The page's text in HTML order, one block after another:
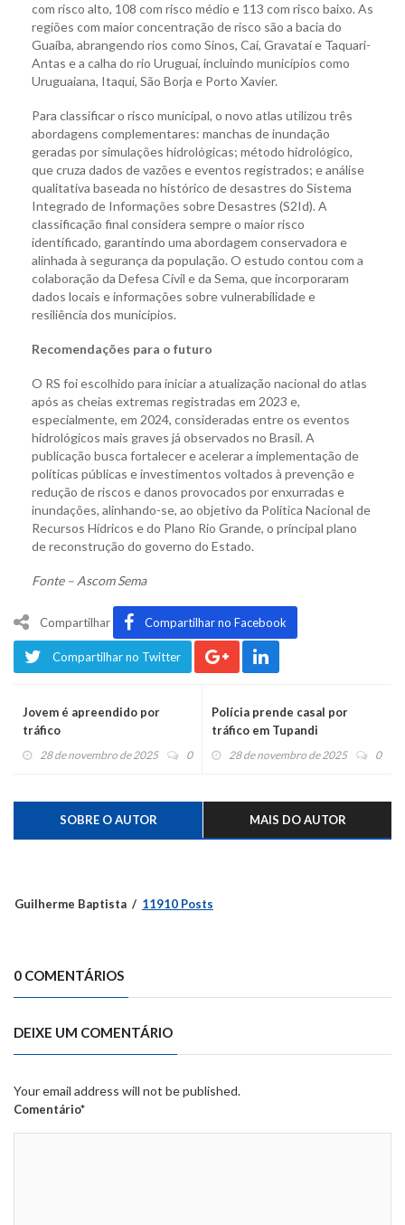
com risco alto, 108 com risco médio e 113 com risco baixo. As
regiões com maior concentração de risco são a bacia do
Guaíba, abrangendo rios como Sinos, Caí, Gravataí e Taquari-
Antas e a calha do rio Uruguai, incluindo municípios como
Uruguaiana, Itaqui, São Borja e Porto Xavier.
Para classificar o risco municipal, o novo atlas utilizou três
abordagens complementares: manchas de inundação
geradas por simulações hidrológicas; método hidrológico,
que cruza dados de vazões e eventos registrados; e análise
qualitativa baseada no histórico de desastres do Sistema
Integrado de Informações sobre Desastres (S2Id). A
classificação final considera sempre o maior risco
identificado, garantindo uma abordagem conservadora e
alinhada à segurança da população. O estudo contou com a
colaboração da Defesa Civil e da Sema, que incorporaram
dados locais e informações sobre vulnerabilidade e
resiliência dos municípios.
Recomendações para o futuro
O RS foi escolhido para iniciar a atualização nacional do atlas
após as cheias extremas registradas em 2023 e,
especialmente, em 2024, consideradas entre os eventos
hidrológicos mais graves já observados no Brasil. A
publicação busca fortalecer e acelerar a implementação de
políticas públicas e investimentos voltados à prevenção e
redução de riscos e danos provocados por enxurradas e
inundações, alinhando-se, ao objetivo da Política Nacional de
Recursos Hídricos e do Plano Rio Grande, o principal plano
de reconstrução do governo do Estado.
Fonte – Ascom Sema
Compartilhar Compartilhar no Facebook
Compartilhar no Twitter
Jovem é apreendido por
tráfico
28 de novembro de 2025 0
Polícia prende casal por
tráfico em Tupandi
28 de novembro de 2025 0
SOBRE O AUTOR MAIS DO AUTOR
Guilherme Baptista 11910 Posts
0 COMENTÁRIOS
DEIXE UM COMENTÁRIO
Your email address will not be published.
Comentário*